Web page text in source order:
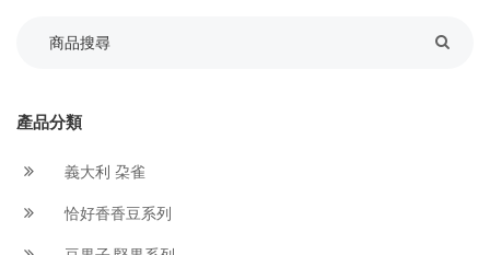
產品分類
義大利 朶雀
恰好香香豆系列